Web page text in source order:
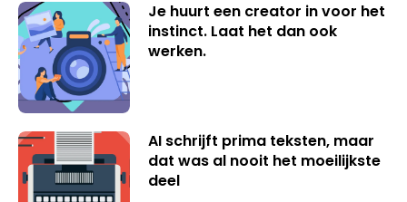
Je huurt een creator in voor het
instinct. Laat het dan ook
werken.
AI schrijft prima teksten, maar
dat was al nooit het moeilijkste
deel